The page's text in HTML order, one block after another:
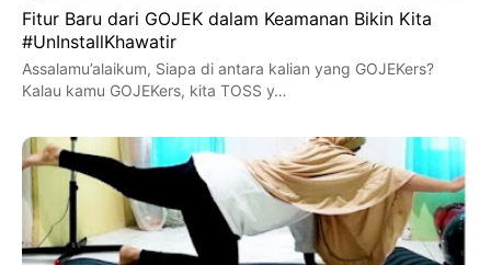
Fitur Baru dari GOJEK dalam Keamanan Bikin Kita
#UnInstallKhawatir
Assalamu’alaikum, Siapa di antara kalian yang GOJEKers?
Kalau kamu GOJEKers, kita TOSS y…